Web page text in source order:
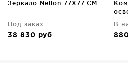
Зеркало Mellon 77X77 CM
Под заказ
38 830 руб
В
880